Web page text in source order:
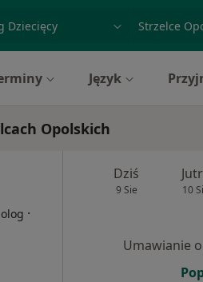
Język
Opolskich
·
Dziś
9 Sie 10
Umawianie